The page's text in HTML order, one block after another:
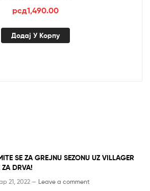
рсд1,490.00
Додај У Корпу
SE ZA GREJNU SEZONU UZ VILLAGER
ZA DRVA!
21, 2022 — Leave a comment